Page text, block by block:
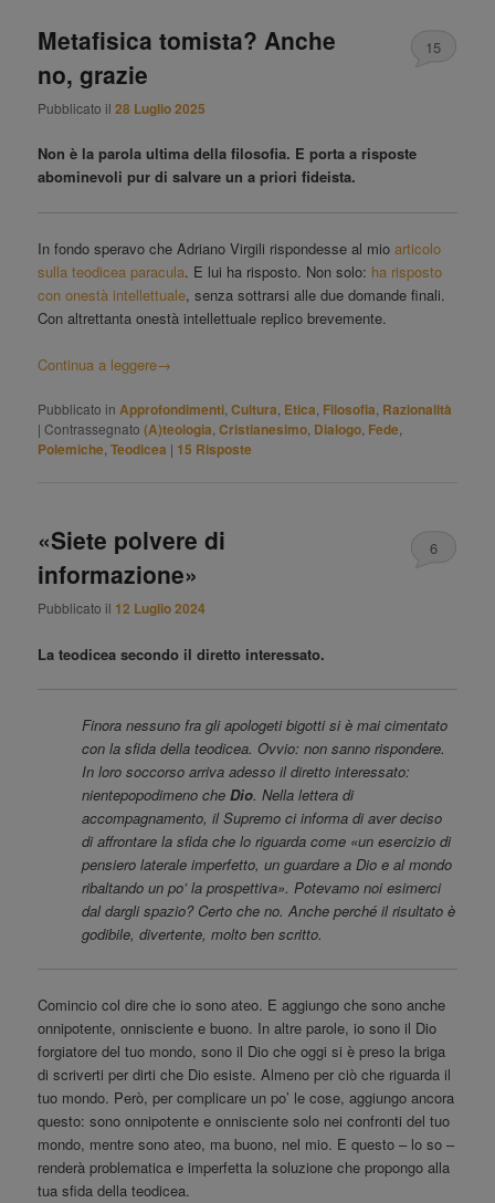
Metafisica tomista? Anche
no, grazie
Pubblicato il28 Luglio 2025
15
Non è la parola ultima della filosofia. E porta a risposte
abominevoli pur di salvare un a priori fideista.
In fondo speravo che Adriano Virgili rispondesse al mioarticolo
sulla teodicea paracula. E lui ha risposto. Non solo: ha risposto
con onestà intellettuale, senza sottrarsi alle due domande finali.
Con altrettanta onestà intellettuale replico brevemente.
Continua a leggere→
Pubblicato in Approfondimenti ,Cultura Etica Filosofia Razionalità
|Contrassegnato (A)teologia ,Cristianesimo Dialogo Fede
Polemiche ,Teodicea | 15 Risposte
«Siete polvere di
informazione»
Pubblicato il 12 Luglio 2024
6
La teodicea secondo il diretto interessato.
Finora nessuno fra gli apologeti bigotti si è mai cimentato
con la sfida della teodicea. Ovvio: non sanno rispondere.
In loro soccorso arriva adesso il diretto interessato:
nientepopodimeno cheDio. Nella lettera di
accompagnamento, il Supremo ci informa di aver deciso
di affrontare la sfida che lo riguarda come «un esercizio di
pensiero laterale imperfetto, un guardare a Dio e al mondo
ribaltando un po’ la prospettiva». Potevamo noi esimerci
dal dargli spazio? Certo che no. Anche perché il risultato è
godibile, divertente, molto ben scritto.
Comincio col dire che io sono ateo. E aggiungo che sono anche
onnipotente, onnisciente e buono. In altre parole, io sono il Dio
forgiatore del tuo mondo, sono il Dio che oggi si è preso la briga
di scriverti per dirti che Dio esiste. Almeno per ciò che riguarda il
tuo mondo. Però, per complicare un po’ le cose, aggiungo ancora
questo: sono onnipotente e onnisciente solo nei confronti del tuo
mondo, mentre sono ateo, ma buono, nel mio. E questo – lo so –
renderà problematica e imperfetta la soluzione che propongo alla
tua sfida della teodicea.